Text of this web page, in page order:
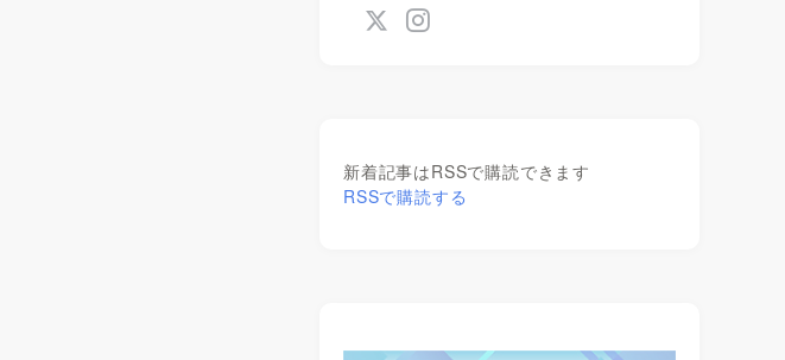
新着記事はRSSで購読できます
RSSで購読する